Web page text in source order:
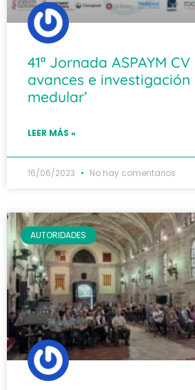
41ª Jornada ASPAYM CV
avances e investigación
medular’
LEER MÁS »
16/06/2023 No hay comentarios
AUTORIDADES